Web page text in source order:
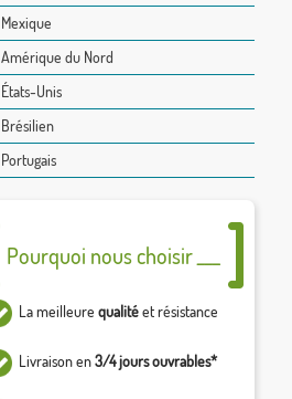
Mexique
Amérique du Nord
États-Unis
Brésilien
Portugais
Pourquoi nous choisir ___
La meilleure qualitéet résistance
Livraison en3/4 jours ouvrables*